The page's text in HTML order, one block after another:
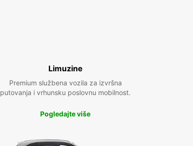
Limuzine
Premium službena vozila za izvršna
putovanja i vrhunsku poslovnu mobilnost.
Pogledajte više